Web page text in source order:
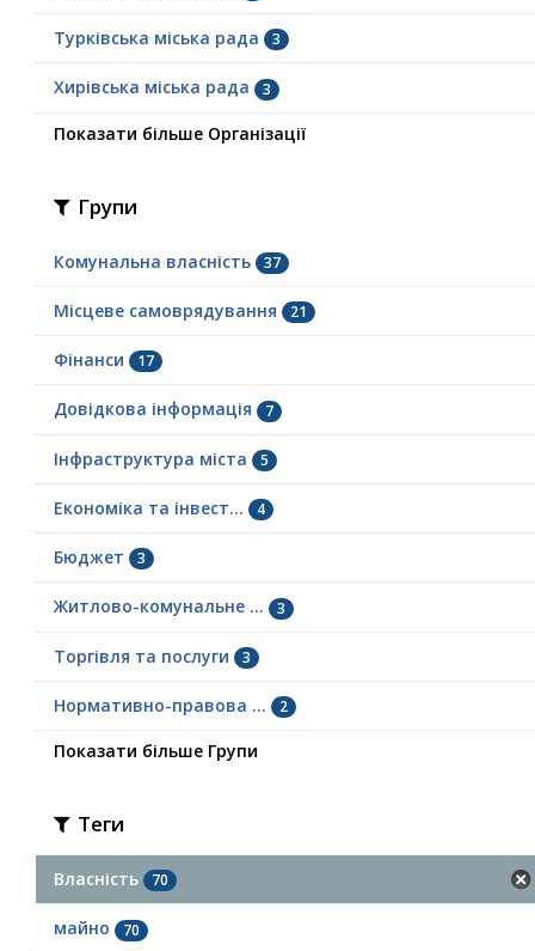
Турківська міська рада 3
Хирівська міська рада 3
Показати більше Організації
Групи
Комунальна власність 37
Місцеве самоврядування 21
Фінанси 17
Довідкова інформація 7
Інфраструктура міста 5
Економіка та інвест... 4
Бюджет 3
Житлово-комунальне ... 3
Торгівля та послуги 3
Нормативно-правова ... 2
Показати більше Групи
Теги
Власність 70
майно 70